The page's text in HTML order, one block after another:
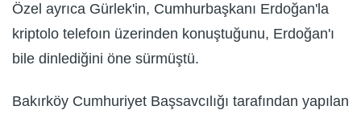
Özel ayrıca Gürlek'in, Cumhurbaşkanı Erdoğan'la
kriptolo telefoın üzerinden konuştuğunu, Erdoğan'ı
bile dinlediğini öne sürmüştü.
Bakırköy Cumhuriyet Başsavcılığı tarafından yapılan